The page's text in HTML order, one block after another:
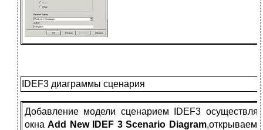
IDEF3 диаграммы сценария
Добавление модели сценарием IDEF3
окнаAdd New IDEF 3 Scenario Diagram